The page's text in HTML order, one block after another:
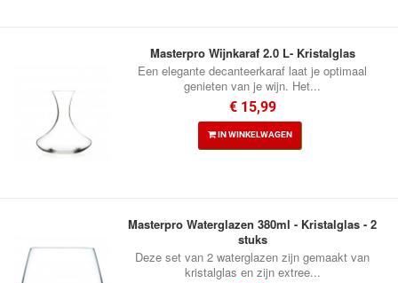
Masterpro Wijnkaraf 2.0 L- Kristalglas
Een elegante decanteerkaraf laat je optimaal
genieten van je wijn. Het...
€ 15,99
IN WINKELWAGEN
Masterpro Waterglazen 380ml - Kristalglas - 2
stuks
Deze set van 2 waterglazen zijn gemaakt van
kristalglas en zijn extree...